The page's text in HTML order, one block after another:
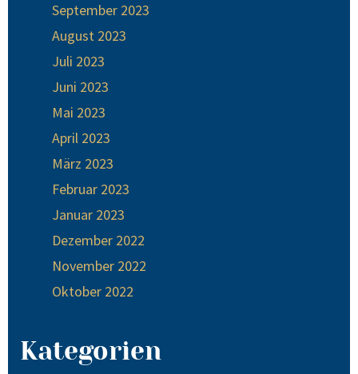
September 2023
August 2023
Juli 2023
Juni 2023
Mai 2023
April 2023
März 2023
Februar 2023
Januar 2023
Dezember 2022
November 2022
Oktober 2022
Kategorien